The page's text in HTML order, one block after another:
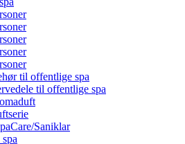
til offentlige spa
til offentlige spa
Saniklar